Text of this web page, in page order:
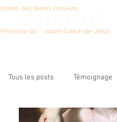
Ordre des frères mineurs
Province du Sacré-Cœur-de-Jésus
Tous les posts Témoignage
Message du ministre prov.